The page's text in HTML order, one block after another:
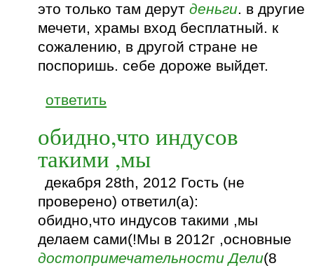
это только там дерутденьги. в другие
мечети, храмы вход бесплатный. к
сожалению, в другой стране не
поспоришь. себе дороже выйдет.
ответить
обидно,что индусов
такими ,мы
декабря 28th, 2012 Гость (не
проверено) ответил(а):
обидно,что индусов такими ,мы
делаем сами(!Мы в 2012г ,основные
достопримечательности Дели(8